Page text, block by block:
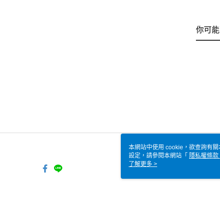
你可
本網站中使用 cookie，欲查詢有
設定，請參閱本網站「 隱私權條款
使用 cookie。
了解更多 >